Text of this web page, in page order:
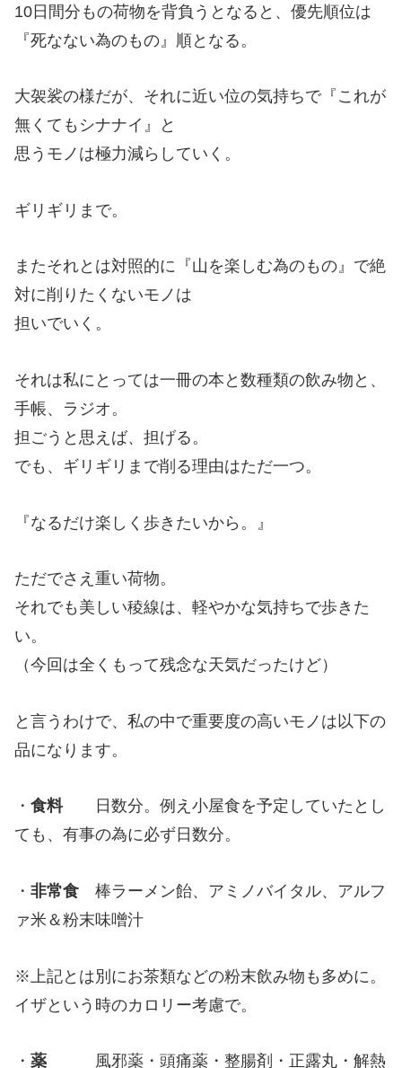
10日間分もの荷物を背負うとなると、優先順位は
『死なない為のもの』順となる。
大袈裟の様だが、それに近い位の気持ちで『これが
無くてもシナナイ』と
思うモノは極力減らしていく。
ギリギリまで。
またそれとは対照的に『山を楽しむ為のもの』で絶
対に削りたくないモノは
担いでいく。
それは私にとっては一冊の本と数種類の飲み物と、
手帳、ラジオ。
担ごうと思えば、担げる。
でも、ギリギリまで削る理由はただ一つ。
『なるだけ楽しく歩きたいから。』
ただでさえ重い荷物。
それでも美しい稜線は、軽やかな気持ちで歩きた
い。
（今回は全くもって残念な天気だったけど）
と言うわけで、私の中で重要度の高いモノは以下の
品になります。
・ 食料日数分。例え小屋食を予定していたとし
ても、有事の為に必ず日数分。
・ 非常食 棒ラーメン飴、アミノバイタル、アルフ
ァ米＆粉末味噌汁
※上記とは別にお茶類などの粉末飲み物も多めに。
イザという時のカロリー考慮で。
・ 薬 風邪薬・頭痛薬・整腸剤・正露丸・解熱